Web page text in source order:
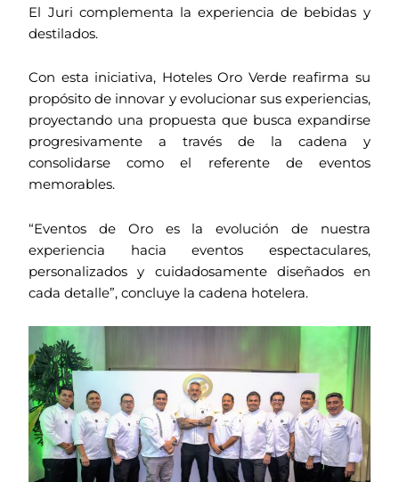
El Juri complementa la experiencia de bebidas y
destilados.
Con esta iniciativa, Hoteles Oro Verde reafirma su
propósito de innovar y evolucionar sus experiencias,
proyectando una propuesta que busca expandirse
progresivamente a través de la cadena y
consolidarse como el referente de eventos
memorables.
“Eventos de Oro es la evolución de nuestra
experiencia hacia eventos espectaculares,
personalizados y cuidadosamente diseñados en
cada detalle”, concluye la cadena hotelera.